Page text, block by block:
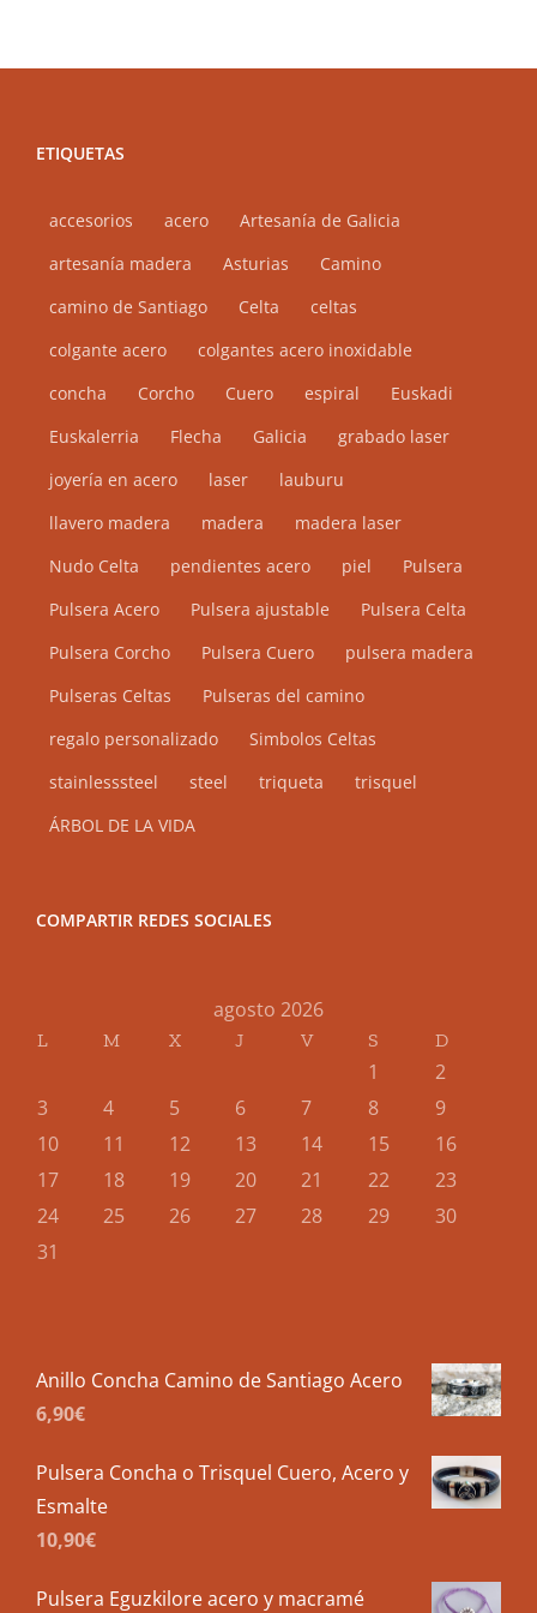
la
producto
ETIQUETAS
accesorios acero
Artesanía de Galicia
artesanía madera
Asturias
Camino
camino de Santiago
Celta
celtas
colgante acero
colgantes acero inoxidable
concha
Corcho Cuero espiral
Euskadi
Euskalerria
Flecha Galicia
grabado laser
joyería en acero
laser
lauburu
llavero madera
madera
madera laser
Nudo Celta
pendientes acero piel
Pulsera
Pulsera Acero
Pulsera ajustable
Pulsera Celta
Pulsera Corcho
Pulsera Cuero
pulsera madera
Pulseras Celtas
Pulseras del camino
regalo personalizado
Simbolos Celtas
stainlesssteel
steel triqueta
trisquel
ÁRBOL DE LA VIDA
COMPARTIR REDES SOCIALES
agosto 2026
L M X J V S D
1
2
3
4 5 6 7 8
9
10
11 12 13 14 15
16
17
18 19 20 21 22
23
24
25 26 27 28 29
30
31
Anillo Concha Camino de Santiago Acero
6,90€
Pulsera Concha o Trisquel Cuero, Acero y
Esmalte
10,90€
Pulsera Eguzkilore acero y macramé